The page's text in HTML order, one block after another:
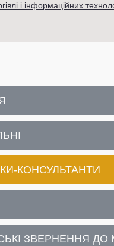
і інформаційних
КОНСУЛЬТАНТИ
ЗВЕРНЕННЯ ДО